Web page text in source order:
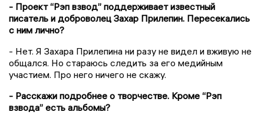
- Проект “Рэп взвод” поддерживает известный
писатель и доброволец Захар Прилепин. Пересекались
с ним лично?
- Нет. Я Захара Прилепина ни разу не видел и вживую не
общался. Но стараюсь следить за его медийным
участием. Про него ничего не скажу.
- Расскажи подробнее о творчестве. Кроме “Рэп
взвода” есть альбомы?